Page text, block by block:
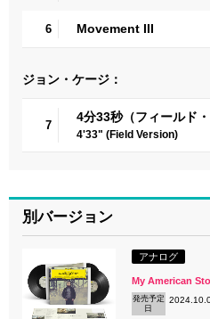
6 Movement III
ジョン・ケージ：
7
4分33秒（フィールド・
4'33" (Field Version)
別バージョン
アナログ
My American
発売予定
日